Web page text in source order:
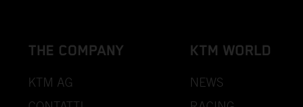
THE COMPANY
KTM AG
KTM WORLD
NEWS